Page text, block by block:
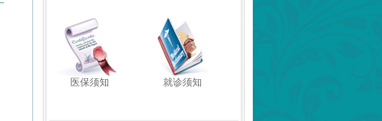
医保须知 就诊须知